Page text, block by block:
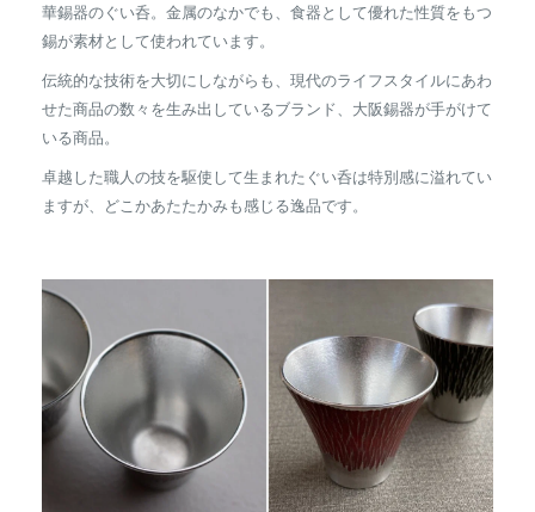
華錫器のぐい呑。金属のなかでも、食器として優れた性質をもつ
錫が素材として使われています。
伝統的な技術を大切にしながらも、現代のライフスタイルにあわ
せた商品の数々を生み出しているブランド、大阪錫器が手がけて
いる商品。
卓越した職人の技を駆使して生まれたぐい呑は特別感に溢れてい
ますが、どこかあたたかみも感じる逸品です。